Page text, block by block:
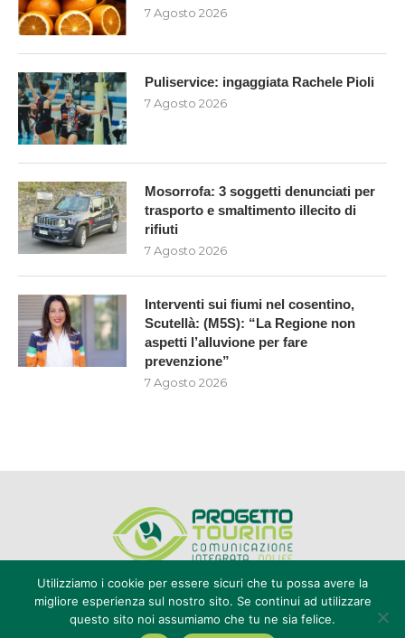
7 Agosto 2026
Puliservice: ingaggiata Rachele Pioli
7 Agosto 2026
Mosorrofa: 3 soggetti denunciati per
trasporto e smaltimento illecito di
rifiuti
7 Agosto 2026
Interventi sui fiumi nel cosentino,
Scutellà: (M5S): “La Regione non
aspetti l’alluvione per fare
prevenzione”
7 Agosto 2026
Editore Progetto Touring srl - iscrizione al ROC n°20616 - P.IVA e CF
Utilizziamo i cookie per essere sicuri che tu possa avere la
migliore esperienza sul nostro sito. Se continui ad utilizzare
questo sito noi assumiamo che tu ne sia felice.